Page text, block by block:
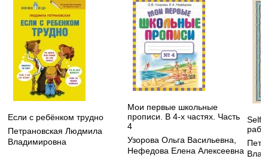
Если с ребёнком трудно
Петрановская Людмила
Владимировна
Мои первые школьные
прописи. В 4-х частях. Часть
4
Узорова Ольга Васильевна
Нефедова Елена Алексеевна